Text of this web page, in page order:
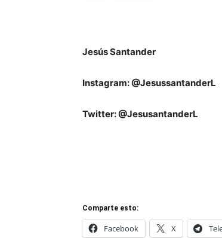
Jesús Santander
Instagram: @JesussantanderL
Twitter: @JesusantanderL
Comparte esto:
Facebook X